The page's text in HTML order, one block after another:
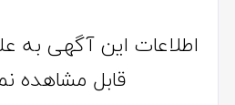
اطلاعات این آگهی
قابل مشاهده